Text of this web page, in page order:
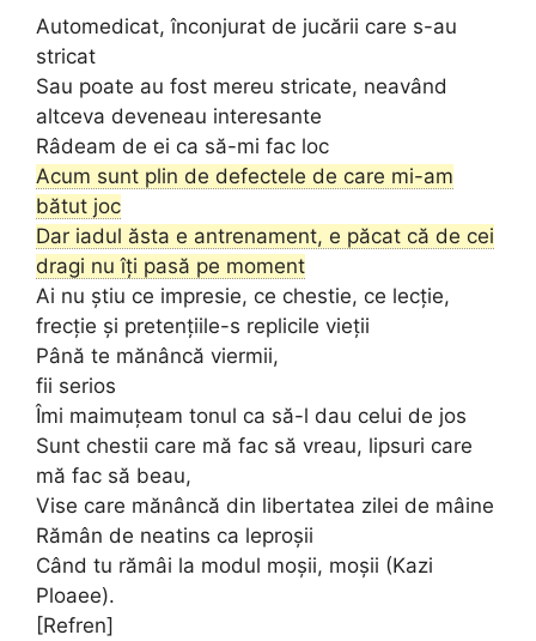
Automedicat, înconjurat de jucării care s-au
stricat
Sau poate au fost mereu stricate, neavând
altceva deveneau interesante
Râdeam de ei ca să-mi fac loc
Acum sunt plin de defectele de care mi-am
bătut joc
Dar iadul ăsta e antrenament, e păcat că de cei
dragi nu îți pasă pe moment
Ai nu știu ce impresie, ce chestie, ce lecție,
frecție și pretențiile-s replicile vieții
Până te mănâncă viermii,
fii serios
Îmi maimuțeam tonul ca să-l dau celui de jos
Sunt chestii care mă fac să vreau, lipsuri care
mă fac să beau,
Vise care mănâncă din libertatea zilei de mâine
Rămân de neatins ca leproșii
Când tu rămâi la modul moșii, moșii (Kazi
Ploaee).
[Refren]